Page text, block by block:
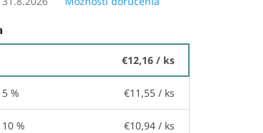
€12,16 / ks
% €11,55 / ks
% €10,94 / ks